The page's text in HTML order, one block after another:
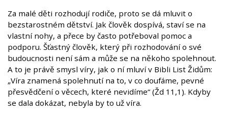
Za malé děti rozhodují rodiče, proto se dá mluvit o
bezstarostném dětství. Jak člověk dospívá, staví se na
vlastní nohy, a přece by často potřeboval pomoc a
podporu. Šťastný člověk, který při rozhodování o své
budoucnosti není sám a může se na někoho spolehnout.
A to je právě smysl víry, jak o ní mluví v Bibli List Židům:
„Víra znamená spolehnutí na to, v co doufáme, pevné
přesvědčení o věcech, které nevidíme“ (Žd 11,1). Kdyby
se dala dokázat, nebyla by to už víra.